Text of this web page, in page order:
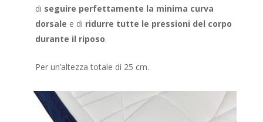
di seguire perfettamente la minima curva
dorsale e di ridurre tutte le pressioni del corpo
durante il riposo.
Per un’altezza totale di 25 cm.